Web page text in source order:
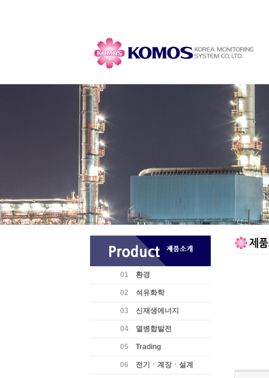
01 환경
02 석유화학
03 신재생에너지
04 열병합발전
05 Trading
06 전기ㆍ계장ㆍ설계